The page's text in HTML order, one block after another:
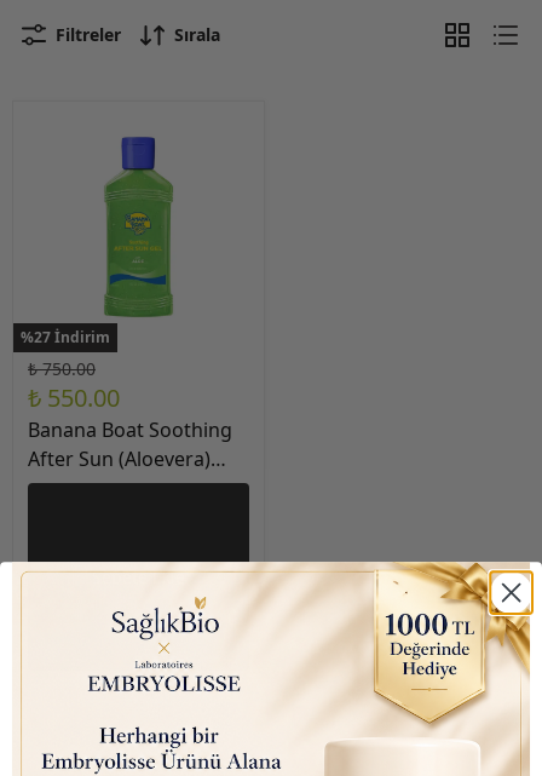
Filtreler Sırala
%27 İndirim
₺ 750.00
₺ 550.00
Banana Boat Soothing
After Sun (Aloevera)
Güneş Sonrası Yatıştırıcı
Sepete Ekle